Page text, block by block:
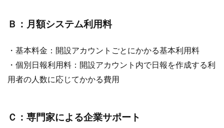
Ｂ：月額システム利用料
・基本料金：開設アカウントごとにかかる基本利用料
・個別日報利用料：開設アカウント内で日報を作成する利
用者の人数に応じてかかる費用
Ｃ：専門家による企業サポート